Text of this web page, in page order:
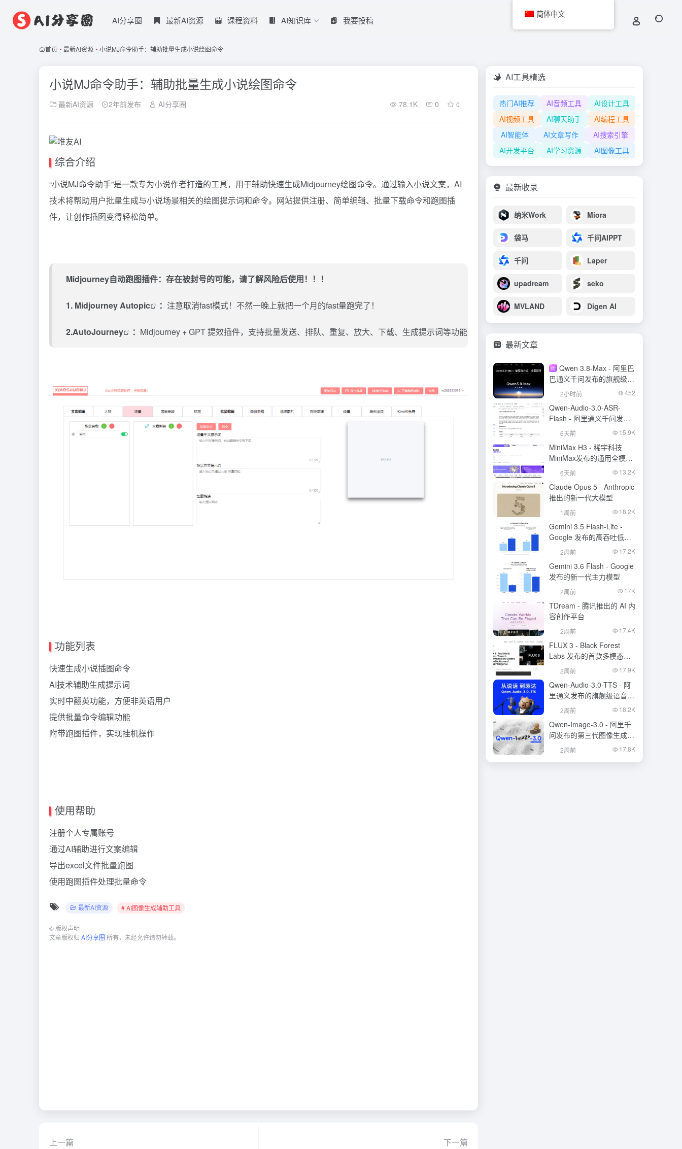
AI分享圈 最新AI资源 课程资料 AI知识库 我要投稿
首页 • 最新AI资源 • 小说MJ命令助手：辅助批量生成小说绘图命令
小说MJ命令助手：辅助批量生成小说绘图命令
最新AI资源 2年前发布 AI分享圈 78.1K 0 0
综合介绍
“小说MJ命令助手”是一款专为小说作者打造的工具，用于辅助快速生成Midjourney绘图命令。通过输入小说文案，AI
技术将帮助用户批量生成与小说场景相关的绘图提示词和命令。网站提供注册、简单编辑、批量下载命令和跑图插
件，让创作插图变得轻松简单。
Midjourney自动跑图插件：存在被封号的可能，请了解风险后使用！！！
1. Midjourney Autopic ： 注意取消fast模式！不然一晚上就把一个月的fast量跑完了！
2.AutoJourney ： Midjourney + GPT 提效插件，支持批量发送、排队、重复、放大、下载、生成提示词等功能
功能列表
快速生成小说插图命令
AI技术辅助生成提示词
实时中翻英功能，方便非英语用户
提供批量命令编辑功能
附带跑图插件，实现挂机操作
使用帮助
注册个人专属账号
通过AI辅助进行文案编辑
导出excel文件批量跑图
使用跑图插件处理批量命令
最新AI资源 # AI图像生成辅助工具
© 版权声明
文章版权归 AI分享圈 所有，未经允许请勿转载。
上一篇 下一篇
AI工具精选
热门AI推荐 AI音频工具
AI设计工具
AI视频工具
AI聊天助手
AI编程工具
AI智能体
AI文章写作
AI搜索引擎
AI开发平台
AI学习资源 AI图像工具
最新收录
纳米Work Miora
袋马 千问AIPPT
千问 Laper
upadream seko
MVLAND Digen AI
最新文章
新 Qwen 3.8-Max - 阿里巴
巴通义千问发布的旗舰级大
模型2小时前 452
Qwen-Audio-3.0-ASR-
Flash - 阿里通义千问发布
的语音识别大模型
6天前 15.9K
MiniMax H3 - 稀宇科技
MiniMax发布的通用全模态
生成模型
6天前 13.2K
Claude Opus 5 - Anthropic
推出的新一代大模型
1周前 18.2K
Gemini 3.5 Flash-Lite -
Google 发布的高吞吐低成
本模型
2周前 17.2K
Gemini 3.6 Flash - Google
发布的新一代主力模型
2周前 17K
TDream - 腾讯推出的 AI 内
容创作平台
2周前 17.4K
FLUX 3 - Black Forest
Labs 发布的首款多模态基
础模型
2周前 17.9K
Qwen-Audio-3.0-TTS - 阿
里通义发布的旗舰级语音合
成大模型
2周前 18.2K
Qwen-Image-3.0 - 阿里千
问发布的第三代图像生成基
础模型
2周前 17.8K
简体中文